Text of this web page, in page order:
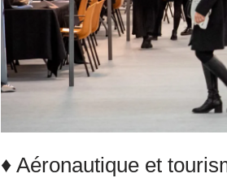
♦ Aéronautique et